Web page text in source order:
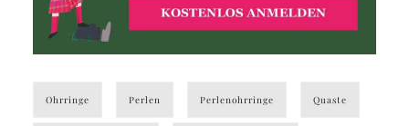
Ohrringe Perlen Perlenohrringe Quaste